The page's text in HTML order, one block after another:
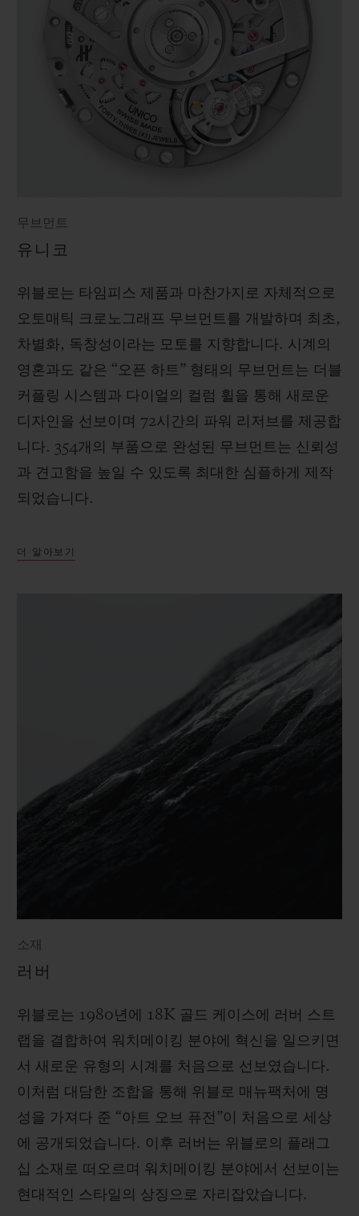
무브먼트
유니코
위블로는 타임피스 제품과 마찬가지로 자체적으로
오토매틱 크로노그래프 무브먼트를 개발하며 최초,
차별화, 독창성이라는 모토를 지향합니다. 시계의
영혼과도 같은 “오픈 하트” 형태의 무브먼트는 더블
커플링 시스템과 다이얼의 컬럼 휠을 통해 새로운
디자인을 선보이며 72시간의 파워 리저브를 제공합
니다. 354개의 부품으로 완성된 무브먼트는 신뢰성
과 견고함을 높일 수 있도록 최대한 심플하게 제작
되었습니다.
더 알아보기
소재
러버
위블로는 1980년에 18K 골드 케이스에 러버 스트
랩을 결합하여 워치메이킹 분야에 혁신을 일으키면
서 새로운 유형의 시계를 처음으로 선보였습니다.
이처럼 대담한 조합을 통해 위블로 매뉴팩처에 명
성을 가져다 준 “아트 오브 퓨전”이 처음으로 세상
에 공개되었습니다. 이후 러버는 위블로의 플래그
십 소재로 떠오르며 워치메이킹 분야에서 선보이는
현대적인 스타일의 상징으로 자리잡았습니다.